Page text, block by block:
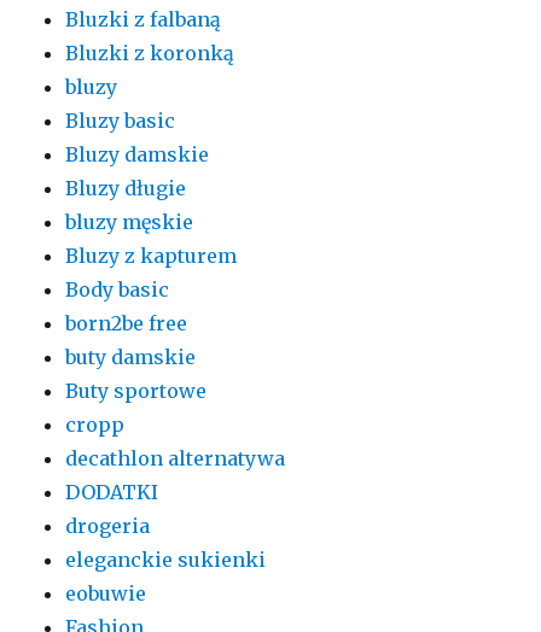
Bluzki z falbaną
Bluzki z koronką
bluzy
Bluzy basic
Bluzy damskie
Bluzy długie
bluzy męskie
Bluzy z kapturem
Body basic
born2be free
buty damskie
Buty sportowe
cropp
decathlon alternatywa
DODATKI
drogeria
eleganckie sukienki
eobuwie